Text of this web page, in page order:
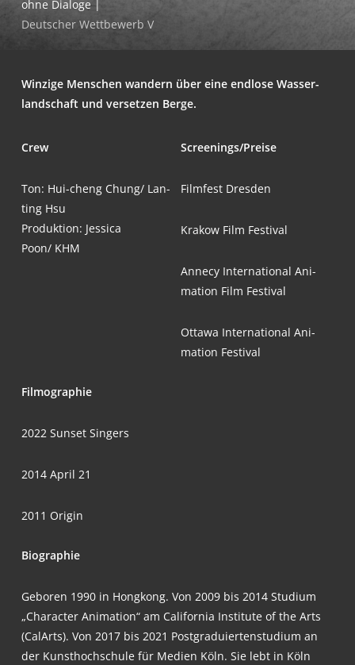
ohne Dialoge |
Deut­scher Wett­be­werb V
Win­zi­ge Men­schen wan­dern über eine end­lo­se Was­ser­
land­schaft und ver­set­zen Berge.
Crew
Ton: Hui-cheng Chung/ Lan-
ting Hsu
Pro­duk­ti­on: Jes­si­ca
Poon/ KHM
Screenings/Preise
Film­fest Dresden
Kra­kow Film Festival
Anne­cy Inter­na­tio­nal Ani­
ma­ti­on Film Festival
Otta­wa Inter­na­tio­nal Ani­
ma­ti­on Festival
Fil­mo­gra­phie
2022 Sun­set Singers
2014 April 21
2011 Ori­gin
Bio­gra­phie
Gebo­ren 1990 in Hong­kong. Von 2009 bis 2014 Stu­di­um
„Cha­rac­ter Ani­ma­ti­on“ am Cali­for­nia Insti­tu­te of the Arts
(Cal­Arts). Von 2017 bis 2021 Post­gra­du­ier­ten­stu­di­um an
der Kunst­hoch­schu­le für Medi­en Köln. Sie lebt in Köln